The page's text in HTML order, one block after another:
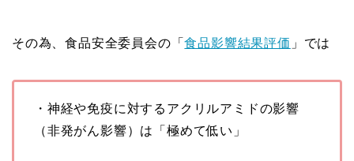
その為、食品安全委員会の「食品影響結果評価 」では
・神経や免疫に対するアクリルアミドの影響
（非発がん影響）は「極めて低い」